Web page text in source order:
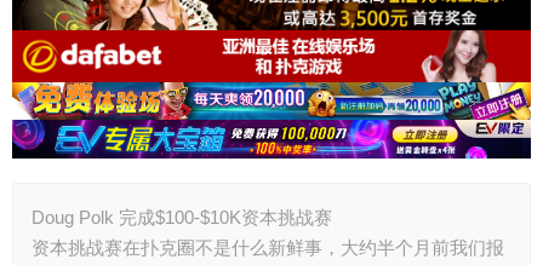
Doug Polk 完成$100-$10K资本挑战赛
资本挑战赛在扑克圈不是什么新鲜事，大约半个月前我们报